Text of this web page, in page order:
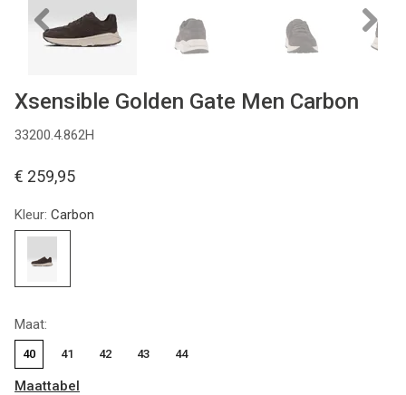
Previous Next
Xsensible Golden Gate Men Carbon
33200.4.862H
€ 259,95
Kleur: Carbon
Maat:
40 41 42 43 44
Maattabel